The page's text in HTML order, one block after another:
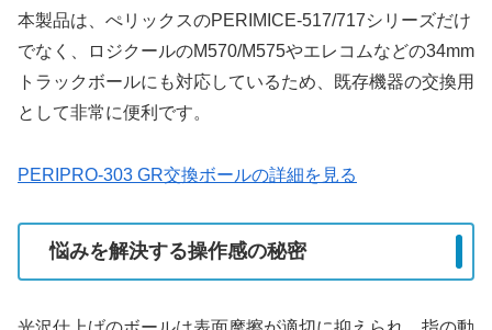
本製品は、ぺリックスのPERIMICE-517/717シリーズだけ
でなく、ロジクールのM570/M575やエレコムなどの34mm
トラックボールにも対応しているため、既存機器の交換用
として非常に便利です。
PERIPRO-303 GR交換ボールの詳細を見る
悩みを解決する操作感の秘密